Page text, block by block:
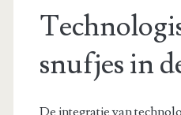
snufjes in